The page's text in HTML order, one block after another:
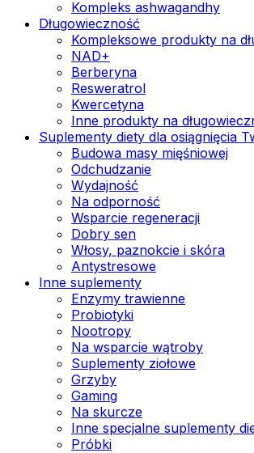
Kompleks ashwagandhy
Długowieczność
Kompleksowe produkty na
NAD+
Berberyna
Resweratrol
Kwercetyna
Inne produkty na
Suplementy diety dla osiągnięcia
Budowa masy mięśniowej
Odchudzanie
Wydajność
Na odporność
Wsparcie regeneracji
Dobry sen
Włosy, paznokcie i skóra
Antystresowe
Inne suplementy
Enzymy trawienne
Probiotyki
Nootropy
Na wsparcie wątroby
Suplementy ziołowe
Grzyby
Gaming
Na skurcze
Inne specjalne suplementy
Próbki